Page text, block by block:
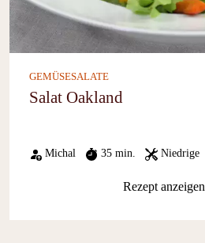
GEMÜSESALATE
Salat Oakland
Michal 35 min. Niedrige
Rezept anzeigen